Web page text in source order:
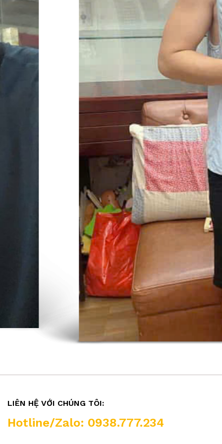
LIÊN HỆ VỚI CHÚNG TÔI:
Hotline/Zalo: 0938.777.234